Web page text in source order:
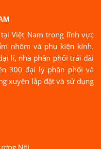
Việt Nam trong lĩnh vực
nhôm và phụ kiện kính.
lí, nhà phân phối trải dài
300 đại lý phân phối và
xuyên lắp đặt và sử dụng
Nội,